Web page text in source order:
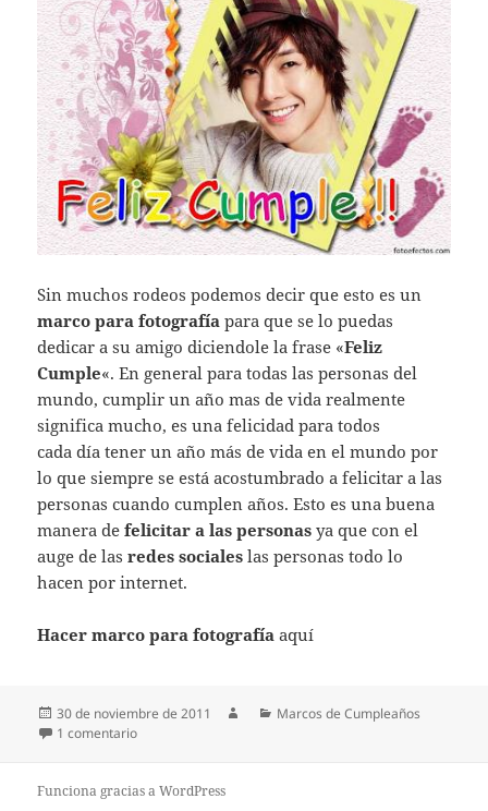
Sin muchos rodeos podemos decir que esto es un
marco parafotografía para que se lo puedas
dedicar a su amigo diciendole la frase «Feliz
Cumple«. En general para todas las personas del
mundo, cumplir un año mas de vida realmente
significa mucho, es una felicidad para todos
cada día tener un año más de vida en el mundo por
lo que siempre se está acostumbrado a felicitar a las
personas cuando cumplen años. Esto es una buena
manera defelicitar a las personasya que con el
auge de lasredes sociales las personas todo lo
hacen por internet.
Hacer marco para fotografía aquí
Publicado
el
30 de noviembre de 2011 Autor Categorías
Marcos de Cumpleaños
1 comentarioen Marco para fotografía de cumpleaños
Funciona gracias a WordPress